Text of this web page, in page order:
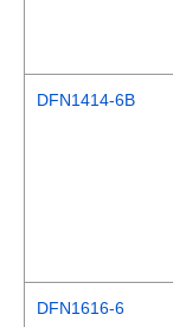
DFN1414-6B
DFN1616-6